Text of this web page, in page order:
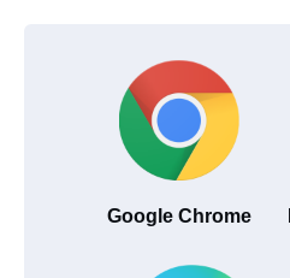
Google Chrome